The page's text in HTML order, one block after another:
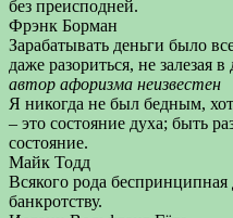
без преисподней.
Фрэнк Борман
Зарабатывать деньги было
даже разориться, не залезая в
автор афоризма неизвестен
Я никогда не был бедным,
– это состояние духа; быть
состояние.
Майк Тодд
Всякого рода беспринципная
банкротству.